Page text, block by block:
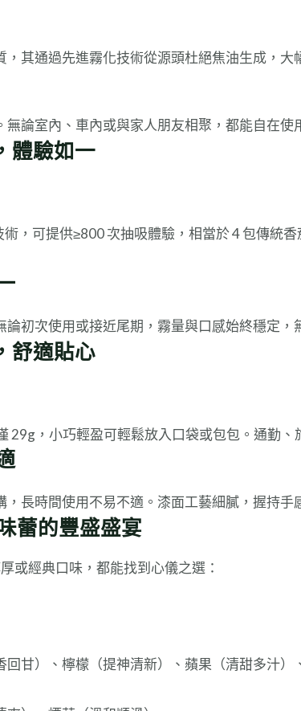
其通過先進霧化技術從源頭杜絕焦油生成，大
論室內、車內或與家人朋友相聚，都能自在使
體驗如一
，可提供≥800 次抽吸體驗，相當於 4 包傳統
初次使用或接近尾期，霧量與口感始終穩定
舒適貼心
29g，小巧輕盈可輕鬆放入口袋或包包。通勤、
長時間使用不易不適。漆面工藝細膩，握持手
蕾的豐盛盛宴
或經典口味，都能找到心儀之選：
甘）、檸檬（提神清新）、蘋果（清甜多汁